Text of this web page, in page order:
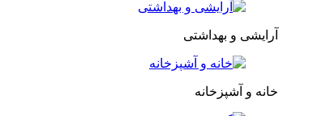
آرایشی و بهداشتی
خانه و آشپزخانه